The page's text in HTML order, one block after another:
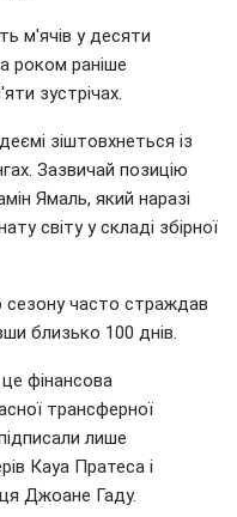
м'ячів у десяти
роком раніше
зустрічах.
зіштовхнеться із
Зазвичай позицію
Ямаль, який наразі
світу у складі збірної
сезону часто страждав
близько 100 днів.
фінансова
трансферної
лише
Кауа Пратеса і
Джоане Гаду.